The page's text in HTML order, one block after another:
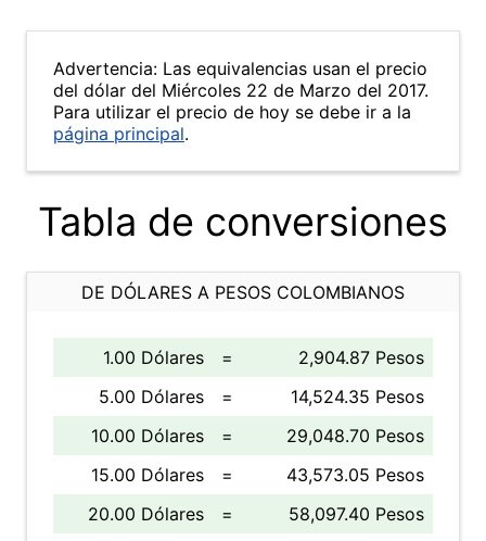
Advertencia: Las equivalencias usan el precio
del dólar del Miércoles 22 de Marzo del 2017.
Para utilizar el precio de hoy se debe ir a la
página principal.
Tabla de conversiones
DE DÓLARES A PESOS COLOMBIANOS
1.00 Dólares =
2,904.87 Pesos
5.00 Dólares
=
14,524.35 Pesos
10.00 Dólares
=
29,048.70 Pesos
15.00 Dólares
=
43,573.05 Pesos
20.00 Dólares
=
58,097.40 Pesos